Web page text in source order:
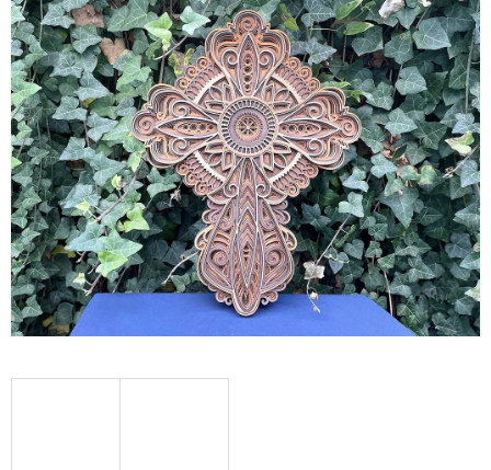
0,0
z
5
hviezdičiek.